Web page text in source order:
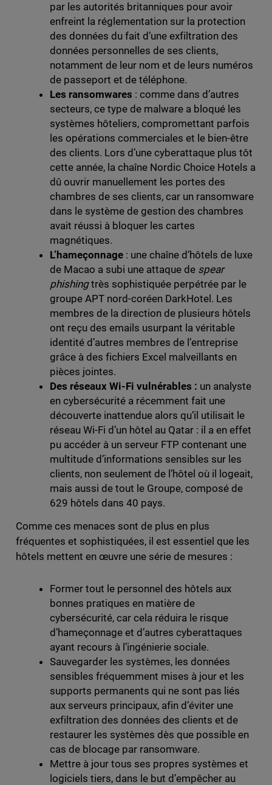
par les autorités britanniques pour avoir
enfreint la réglementation sur la protection
des données du fait d’une exfiltration des
données personnelles de ses clients,
notamment de leur nom et de leurs numéros
de passeport et de téléphone.
Les ransomwares : comme dans d’autres
secteurs, ce type de malware a bloqué les
systèmes hôteliers, compromettant parfois
les opérations commerciales et le bien-être
des clients. Lors d’une cyberattaque plus tôt
cette année, la chaîne Nordic Choice Hotels a
dû ouvrir manuellement les portes des
chambres de ses clients, car un ransomware
dans le système de gestion des chambres
avait réussi à bloquer les cartes
magnétiques.
L’hameçonnage : une chaîne d’hôtels de luxe
de Macao a subi une attaque de spear
phishingtrès sophistiquée perpétrée par le
groupe APT nord-coréen DarkHotel. Les
membres de la direction de plusieurs hôtels
ont reçu des emails usurpant la véritable
identité d’autres membres de l’entreprise
grâce à des fichiers Excel malveillants en
pièces jointes.
Des réseaux Wi-Fi vulnérables : un analyste
en cybersécurité a récemment fait une
découverte inattendue alors qu’il utilisait le
réseau Wi-Fi d’un hôtel au Qatar : il a en effet
pu accéder à un serveur FTP contenant une
multitude d’informations sensibles sur les
clients, non seulement de l’hôtel où il logeait,
mais aussi de tout le Groupe, composé de
629 hôtels dans 40 pays.
Comme ces menaces sont de plus en plus
fréquentes et sophistiquées, il est essentiel que les
hôtels mettent en œuvre une série de mesures :
Former tout le personnel des hôtels aux
bonnes pratiques en matière de
cybersécurité, car cela réduira le risque
d’hameçonnage et d’autres cyberattaques
ayant recours à l’ingénierie sociale.
Sauvegarder les systèmes, les données
sensibles fréquemment mises à jour et les
supports permanents qui ne sont pas liés
aux serveurs principaux, afin d’éviter une
exfiltration des données des clients et de
restaurer les systèmes dès que possible en
cas de blocage par ransomware.
Mettre à jour tous ses propres systèmes et
logiciels tiers, dans le but d’empêcher au